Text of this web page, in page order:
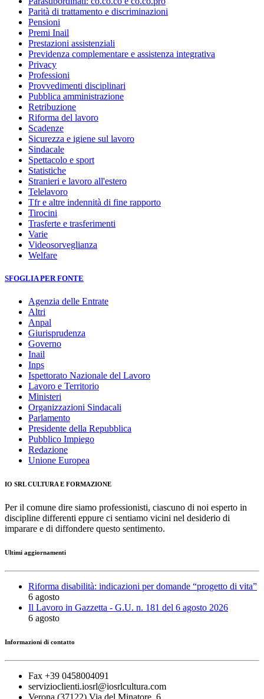
Parità di trattamento e discriminazioni
Pensioni
Premi Inail
Prestazioni assistenziali
Previdenza complementare e assistenza integrativa
Privacy
Professioni
Provvedimenti disciplinari
Pubblica amministrazione
Retribuzione
Riforma del lavoro
Scadenze
Sicurezza e igiene sul lavoro
Sindacale
Spettacolo e sport
Statistiche
Stranieri e lavoro all'estero
Telelavoro
Tfr e altre indennità di fine rapporto
Tirocini
Trasferte e trasferimenti
Varie
Videosorveglianza
Welfare
SFOGLIA PER FONTE
Agenzia delle Entrate
Altri
Anpal
Giurisprudenza
Governo
Inail
Inps
Ispettorato Nazionale del Lavoro
Lavoro e Territorio
Ministeri
Organizzazioni Sindacali
Parlamento
Presidente della Repubblica
Pubblico Impiego
Redazione
Unione Europea
IO SRL CULTURA E FORMAZIONE
Per il comune dire siamo professionisti, ciascuno di noi esperto in
discipline differenti eppure ci sentiamo vicini nel desiderio di
imparare e di diffondere questo sentimento.
Ultimi aggiornamenti
Riforma disabilità: indicazioni per domande “progetto di vita”
6 agosto
Il Lavoro in Gazzetta - G.U. n. 181 del 6 agosto 2026
6 agosto
Informazioni di contatto
Fax +39 0458004091
servizioclienti.iosrl@iosrlcultura.com
Verona (37122) Via del Minatore, 6